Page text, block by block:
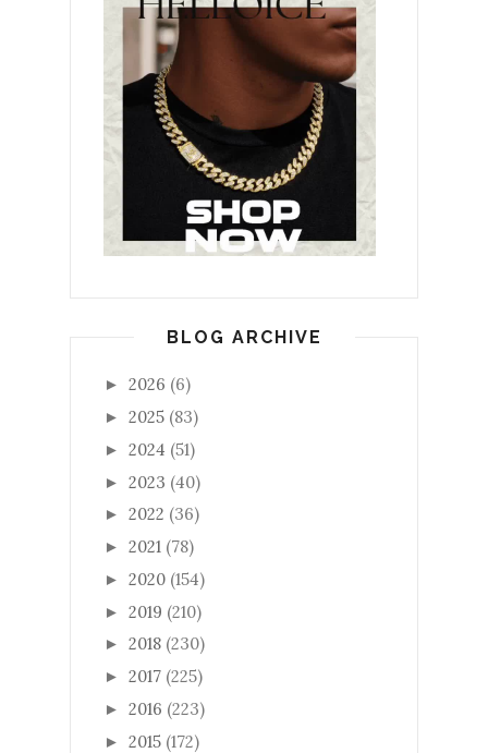
BLOG ARCHIVE
► 2026 (6)
► 2025 (83)
► 2024 (51)
► 2023 (40)
► 2022 (36)
► 2021 (78)
► 2020 (154)
► 2019 (210)
► 2018 (230)
► 2017 (225)
► 2016 (223)
► 2015 (172)